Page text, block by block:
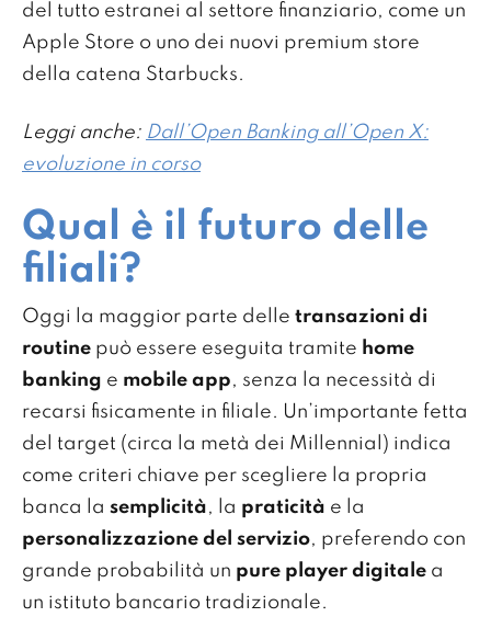
del tutto estranei al settore finanziario, come un
Apple Store o uno dei nuovi premium store
della catena Starbucks.
Leggi anche: Dall’Open Banking all’Open X:
evoluzione in corso
Qual è il futuro delle
filiali?
Oggi la maggior parte delle transazioni di
routine può essere eseguita tramite home
banking e mobile app, senza la necessità di
recarsi fisicamente in filiale. Un’importante fetta
del target (circa la metà dei Millennial) indica
come criteri chiave per scegliere la propria
banca la semplicità, la praticità e la
personalizzazione del servizio, preferendo con
grande probabilità un pure player digitale a
un istituto bancario tradizionale.